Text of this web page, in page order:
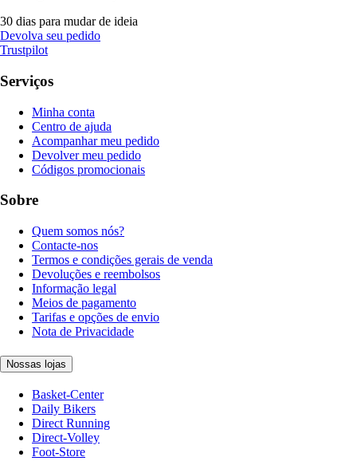
30 dias para mudar de ideia
Devolva seu pedido
Trustpilot
Serviços
Minha conta
Centro de ajuda
Acompanhar meu pedido
Devolver meu pedido
Códigos promocionais
Sobre
Quem somos nós?
Contacte-nos
Termos e condições gerais de venda
Devoluções e reembolsos
Informação legal
Meios de pagamento
Tarifas e opções de envio
Nota de Privacidade
Nossas lojas
Basket-Center
Daily Bikers
Direct Running
Direct-Volley
Foot-Store